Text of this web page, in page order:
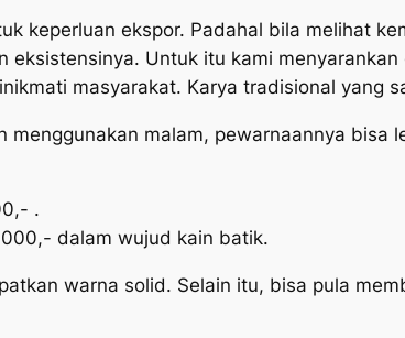
keperluan ekspor. Padahal bila melihat
eksistensinya. Untuk itu kami
masyarakat. Karya tradisional yang
malam, pewarnaannya bisa
.
dalam wujud kain batik.
warna solid. Selain itu, bisa pula